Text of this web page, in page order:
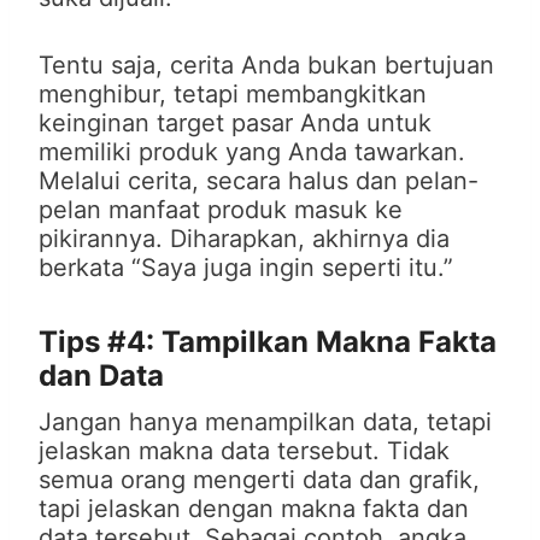
Tentu saja, cerita Anda bukan bertujuan
menghibur, tetapi membangkitkan
keinginan target pasar Anda untuk
memiliki produk yang Anda tawarkan.
Melalui cerita, secara halus dan pelan-
pelan manfaat produk masuk ke
pikirannya. Diharapkan, akhirnya dia
berkata “Saya juga ingin seperti itu.”
Tips #4: Tampilkan Makna Fakta
dan Data
Jangan hanya menampilkan data, tetapi
jelaskan makna data tersebut. Tidak
semua orang mengerti data dan grafik,
tapi jelaskan dengan makna fakta dan